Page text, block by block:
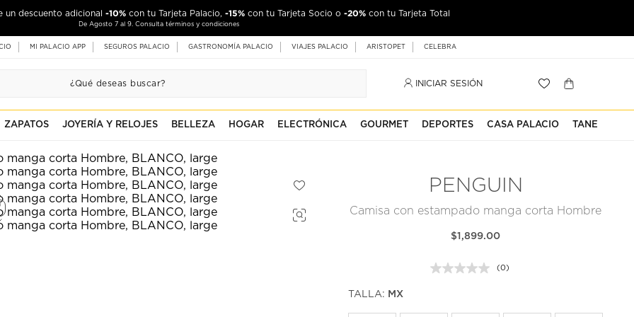
un descuento adicional -10% con tu Tarjeta Palacio, -15% con tu Tarjeta Socio o -20% con tu Tarjeta Total
De Agosto 7 al 9. Consulta términos y condiciones
MI PALACIO APP SEGUROS PALACIO GASTRONOMÍA PALACIO VIAJES PALACIO ARISTOPET CELEBRA
INICIAR SESIÓN
ZAPATOS JOYERÍA Y RELOJES BELLEZA HOGAR ELECTRÓNICA GOURMET DEPORTES CASA PALACIO TANE
PENGUIN
Camisa con estampado manga corta Hombre
$1,899.00
Sin
(0)
TALLA: MX